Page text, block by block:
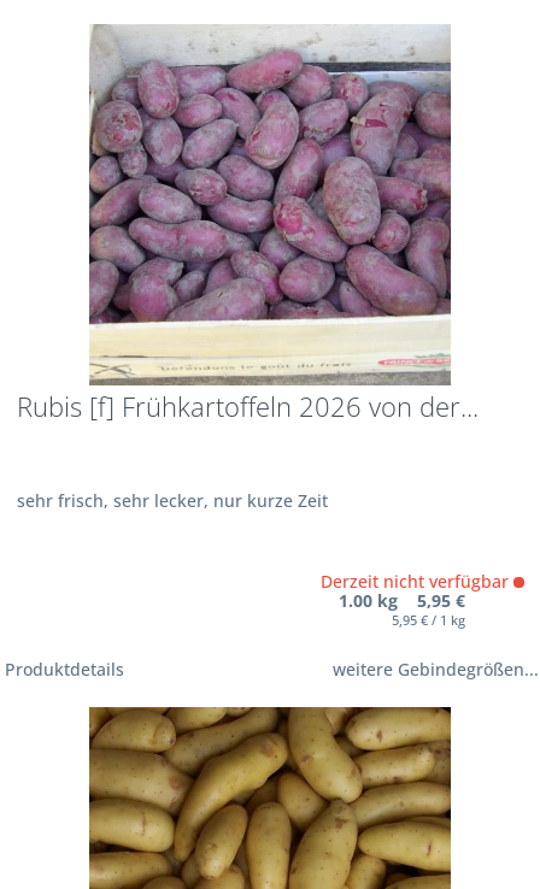
Rubis [f] Frühkartoffeln 2026 von der...
sehr frisch, sehr lecker, nur kurze Zeit
Derzeit nicht verfügbar
1.00 kg 5,95 €
5,95 € / 1 kg
Produktdetails weitere Gebindegrößen...